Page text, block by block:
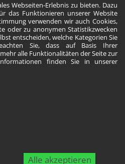
Webseiten-Erlebnis zu bieten. Dazu
das Funktionieren unserer Website
verwenden wir auch Cookies,
oder zu anonymen Statistikzwecken
entscheiden, welche Kategorien Sie
Sie, dass auf Basis Ihrer
alle Funktionalitäten der Seite zur
finden Sie in unserer
Alle akzeptieren